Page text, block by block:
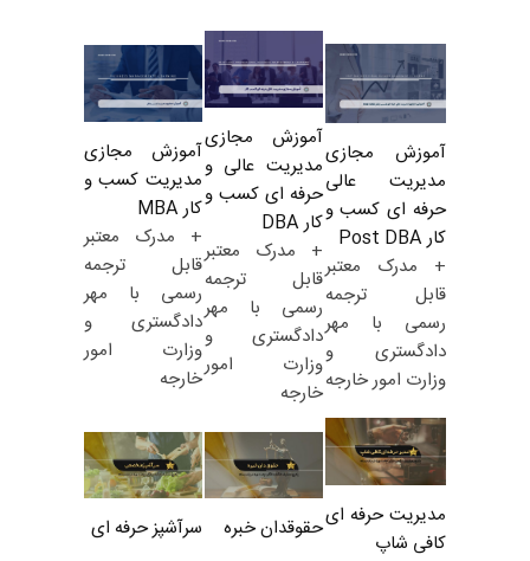
آموزش مجازی
مدیریت عالی
حرفه ای کسب و
کار Post DBA
+ مدرک معتبر
قابل ترجمه
رسمی با مهر
دادگستری و
وزارت امور خارجه
آموزش مجازی
مدیریت عالی و
حرفه ای کسب و
کار DBA
+ مدرک معتبر
قابل ترجمه
رسمی با مهر
دادگستری و
وزارت امور
خارجه
آموزش مجازی
مدیریت کسب و
کار MBA
+ مدرک معتبر
قابل ترجمه
رسمی با مهر
دادگستری و
وزارت امور
خارجه
مدیریت حرفه ای
کافی شاپ
حقوقدان خبره سرآشپز حرفه ای